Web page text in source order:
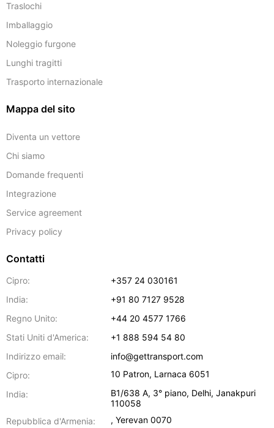
Traslochi
Imballaggio
Noleggio furgone
Lunghi tragitti
Trasporto internazionale
Mappa del sito
Diventa un vettore
Chi siamo
Domande frequenti
Integrazione
Service agreement
Privacy policy
Contatti
Cipro:
+357 24 030161
India:
+91 80 7127 9528
Regno Unito:
+44 20 4577 1766
Stati Uniti d'America:
+1 888 594 54 80
Indirizzo email:
info@gettransport.com
Cipro:
10 Patron, Larnaca 6051
India:
B1/638 A, 3° piano, Delhi,Janakpuri
110058
Repubblica d'Armenia:
,Yerevan 0070